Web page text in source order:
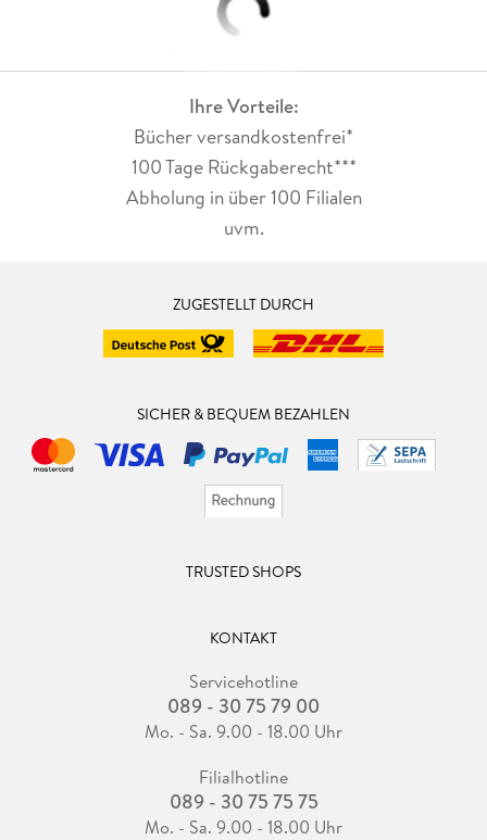
Ihre Vorteile:
Bücher versandkostenfrei*
100 Tage Rückgaberecht***
Abholung in über 100 Filialen
uvm.
ZUGESTELLT DURCH
SICHER & BEQUEM BEZAHLEN
TRUSTED SHOPS
KONTAKT
Servicehotline
089 - 30 75 79 00
Mo. - Sa. 9.00 - 18.00 Uhr
Filialhotline
089 - 30 75 75 75
Mo. - Sa. 9.00 - 18.00 Uhr